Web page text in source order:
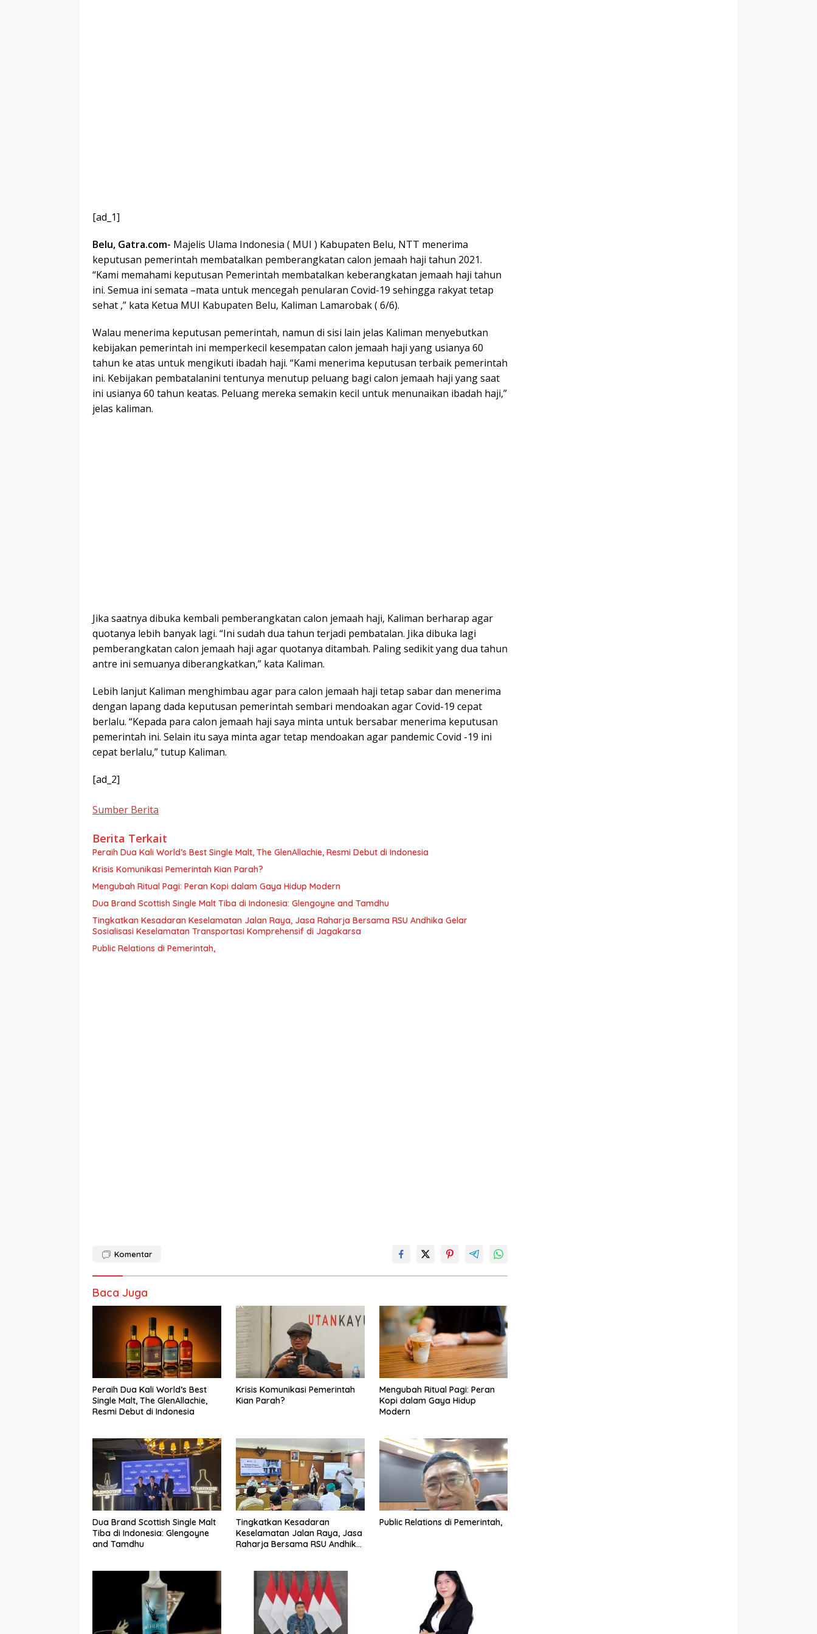
[ad_1]
Belu, Gatra.com- Majelis Ulama Indonesia ( MUI ) Kabupaten Belu, NTT menerima
keputusan pemerintah membatalkan pemberangkatan calon jemaah haji tahun 2021.
“Kami memahami keputusan Pemerintah membatalkan keberangkatan jemaah haji tahun
ini. Semua ini semata –mata untuk mencegah penularan Covid-19 sehingga rakyat tetap
sehat ,” kata Ketua MUI Kabupaten Belu, Kaliman Lamarobak ( 6/6).
Walau menerima keputusan pemerintah, namun di sisi lain jelas Kaliman menyebutkan
kebijakan pemerintah ini memperkecil kesempatan calon jemaah haji yang usianya 60
tahun ke atas untuk mengikuti ibadah haji. “Kami menerima keputusan terbaik pemerintah
ini. Kebijakan pembatalanini tentunya menutup peluang bagi calon jemaah haji yang saat
ini usianya 60 tahun keatas. Peluang mereka semakin kecil untuk menunaikan ibadah haji,”
jelas kaliman.
Jika saatnya dibuka kembali pemberangkatan calon jemaah haji, Kaliman berharap agar
quotanya lebih banyak lagi. “Ini sudah dua tahun terjadi pembatalan. Jika dibuka lagi
pemberangkatan calon jemaah haji agar quotanya ditambah. Paling sedikit yang dua tahun
antre ini semuanya diberangkatkan,” kata Kaliman.
Lebih lanjut Kaliman menghimbau agar para calon jemaah haji tetap sabar dan menerima
dengan lapang dada keputusan pemerintah sembari mendoakan agar Covid-19 cepat
berlalu. “Kepada para calon jemaah haji saya minta untuk bersabar menerima keputusan
pemerintah ini. Selain itu saya minta agar tetap mendoakan agar pandemic Covid -19 ini
cepat berlalu,” tutup Kaliman.
[ad_2]
Sumber Berita
Berita Terkait
Peraih Dua Kali World’s Best Single Malt, The GlenAllachie, Resmi Debut di Indonesia
Krisis Komunikasi Pemerintah Kian Parah?
Mengubah Ritual Pagi: Peran Kopi dalam Gaya Hidup Modern
Dua Brand Scottish Single Malt Tiba di Indonesia: Glengoyne and Tamdhu
Tingkatkan Kesadaran Keselamatan Jalan Raya, Jasa Raharja Bersama RSU Andhika Gelar
Sosialisasi Keselamatan Transportasi Komprehensif di Jagakarsa
Public Relations di Pemerintah,
Komentar
Baca Juga
Peraih Dua Kali World’s Best
Single Malt, The GlenAllachie,
Resmi Debut di Indonesia
Krisis Komunikasi Pemerintah
Kian Parah?
Mengubah Ritual Pagi: Peran
Kopi dalam Gaya Hidup
Modern
Dua Brand Scottish Single Malt
Tiba di Indonesia: Glengoyne
and Tamdhu
Tingkatkan Kesadaran
Keselamatan Jalan Raya, Jasa
Raharja Bersama RSU Andhika
Jagakarsa
Public Relations di Pemerintah,